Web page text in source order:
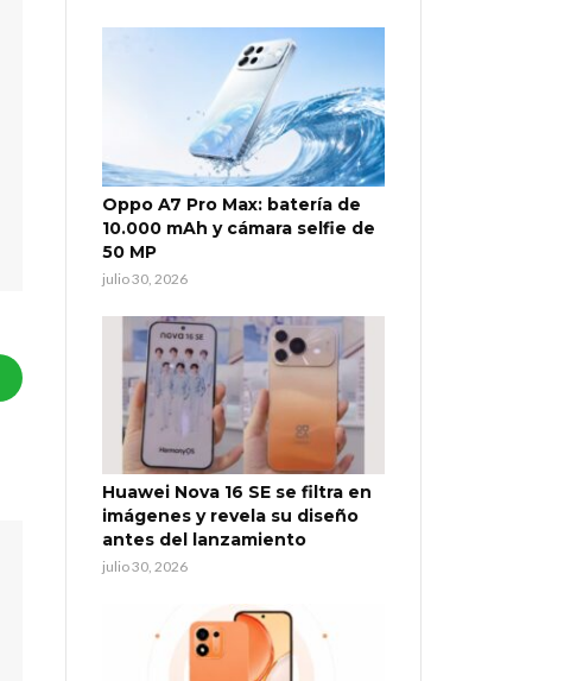
Oppo A7 Pro Max: batería de
10.000 mAh y cámara selfie de
50 MP
julio 30, 2026
Huawei Nova 16 SE se filtra en
imágenes y revela su diseño
antes del lanzamiento
julio 30, 2026